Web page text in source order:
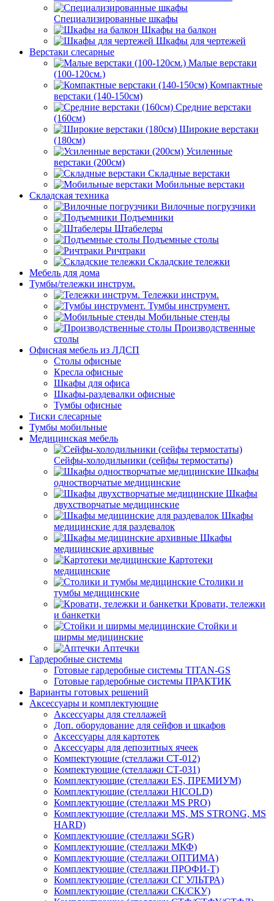
Специализированные шкафы
Шкафы на балкон
Шкафы для чертежей
Верстаки слесарные
Малые верстаки
(100-120см.)
Компактные
верстаки (140-150см)
Средние верстаки
(160см)
Широкие верстаки
(180см)
Усиленные
верстаки (200см)
Складные верстаки
Мобильные верстаки
Складская техника
Вилочные погрузчики
Подъемники
Штабелеры
Подъемные столы
Ричтраки
Складские тележки
Мебель для дома
Тумбы/тележки инструм.
Тележки инструм.
Тумбы инструмент.
Мобильные стенды
Производственные
столы
Офисная мебель из ЛДСП
Столы офисные
Кресла офисные
Шкафы для офиса
Шкафы-раздевалки офисные
Тумбы офисные
Тиски слесарные
Тумбы мобильные
Медицинская мебель
Сейфы-холодильники (сейфы термостаты)
Шкафы
одностворчатые медицинские
Шкафы
двухстворчатые медицинские
Шкафы
медицинские для раздевалок
Шкафы
медицинские архивные
Картотеки
медицинские
Столики и
тумбы медицинские
Кровати, тележки
и банкетки
Стойки и
ширмы медицинские
Аптечки
Гардеробные системы
Готовые гардеробные системы TITAN-GS
Готовые гардеробные системы ПРАКТИК
Варианты готовых решений
Аксессуары и комплектующие
Аксессуары для стеллажей
Доп. оборудование для сейфов и шкафов
Аксессуары для картотек
Аксессуары для депозитных ячеек
Компектующие (стеллажи СТ-012)
Компектующие (стеллажи СТ-031)
Комплектующие (стеллажи ES, ПРЕМИУМ)
Комплектующие (стеллажи HICOLD)
Комплектующие (стеллажи MS PRO)
Комплектующие (стеллажи MS, MS STRONG, MS
HARD)
Комплектующие (стеллажи SGR)
Комплектующие (стеллажи МКФ)
Комплектующие (стеллажи ОПТИМА)
Комплектующие (стеллажи ПРОФИ-Т)
Комплектующие (стеллажи СГ УЛЬТРА)
Комплектующие (стеллажи СК/СКУ)